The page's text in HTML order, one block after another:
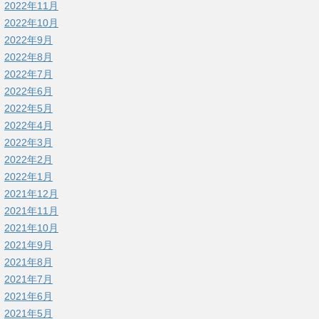
2022年11月
2022年10月
2022年9月
2022年8月
2022年7月
2022年6月
2022年5月
2022年4月
2022年3月
2022年2月
2022年1月
2021年12月
2021年11月
2021年10月
2021年9月
2021年8月
2021年7月
2021年6月
2021年5月